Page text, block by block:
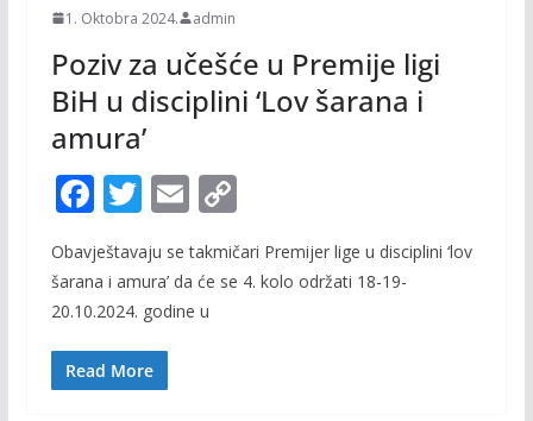
1. Oktobra 2024. admin
Poziv za učešće u Premije ligi
BiH u disciplini ‘Lov šarana i
amura’
F
ac
e
b
o
o
T
itt
er
E
m
ai
l
C
o
p
Obavještavaju se takmičari Premijer lige u disciplini ‘lov
šarana i amura’ da će se 4. kolo održati 18-19-
20.10.2024. godine u
Read More